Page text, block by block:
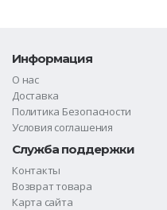
Информация
О нас
Доставка
Политика Безопасности
Условия соглашения
Служба поддержки
Контакты
Возврат товара
Карта сайта